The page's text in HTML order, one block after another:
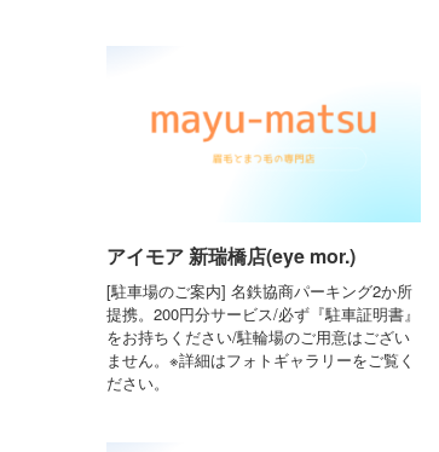
アイモア 新瑞橋店(eye mor.)
[駐車場のご案内] 名鉄協商パーキング2か所
提携。200円分サービス/必ず『駐車証明書』
をお持ちください/駐輪場のご用意はござい
ません。※詳細はフォトギャラリーをご覧く
ださい。